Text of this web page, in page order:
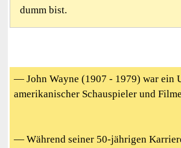
dumm bist.
— John Wayne (1907 - 1979) war ein
amerikanischer Schauspieler und
— Während seiner 50-jährigen